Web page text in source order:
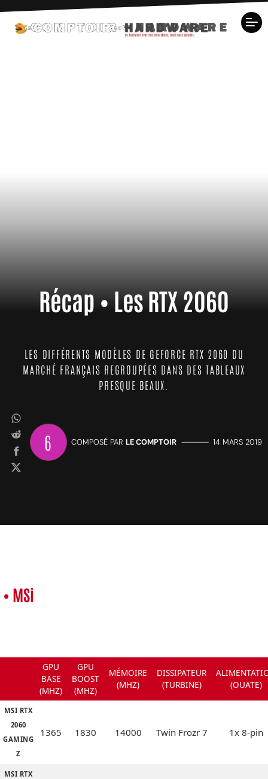
Récap • Les RTX 2060
LES DIFFÉRENTS MODÈLES DE GEFORCE RTX 2060 DU
MARCHÉ FRANÇAIS REGROUPÉES DANS DES TABLEAUX
PRESQUE BEAUX.
6 COMPOSÉ PAR LE COMPTOIR ————— 14 MARS 2019
• MSi
GPU
BASE
(MHZ)
GPU
BOOST
(MHZ)
MÉMOIRE
(MHZ)
DISSIPATEUR
(TURBINE)
(OUATE)
MSI RTX
2060
GAMING
Z
1365 1830 14000 Twin Frozr 7 1x 8-pin
MSI RTX